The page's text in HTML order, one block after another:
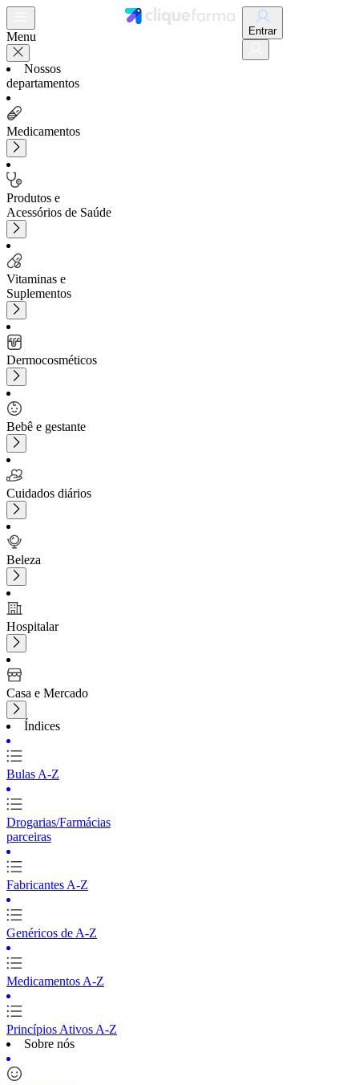
Menu
Nossos
departamentos
Medicamentos
Produtos e
Acessórios de Saúde
Vitaminas e
Suplementos
Dermocosméticos
Bebê e gestante
Cuidados diários
Beleza
Hospitalar
Casa e Mercado
Índices
Bulas A-Z
Drogarias/Farmácias
parceiras
Fabricantes A-Z
Genéricos de A-Z
Medicamentos A-Z
Princípios Ativos A-Z
Sobre nós
Entrar